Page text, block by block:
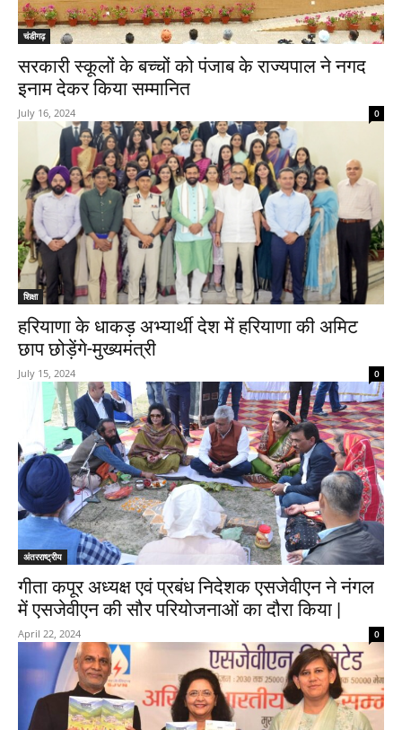
चंडीगढ़
सरकारी स्कूलों के बच्चों को पंजाब के राज्यपाल ने नगद
इनाम देकर किया सम्मानित
July 16, 2024 0
शिक्षा
हरियाणा के धाकड़ अभ्यार्थी देश में हरियाणा की अमिट
छाप छोड़ेंगे-मुख्यमंत्री
July 15, 2024 0
अंतरराष्ट्रीय
गीता कपूर अध्‍यक्ष एवं प्रबंध निदेशक एसजेवीएन ने नंगल
में एसजेवीएन की सौर परियोजनाओं का दौरा किया |
April 22, 2024 0